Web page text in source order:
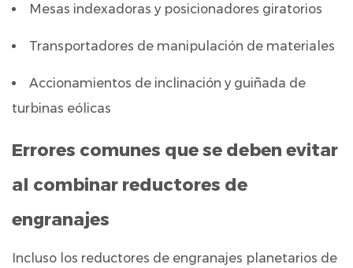
Mesas indexadoras y posicionadores giratorios
Transportadores de manipulación de materiales
Accionamientos de inclinación y guiñada de
turbinas eólicas
Errores comunes que se deben evitar
al combinar reductores de
engranajes
Incluso los reductores de engranajes planetarios de